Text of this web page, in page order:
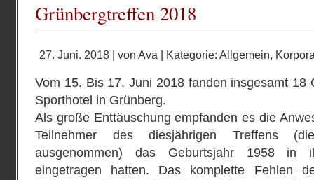
Grünbergtreffen 2018
27. Juni. 2018 | von Ava | Kategorie: Allgemein,
Vom 15. Bis 17. Juni 2018 fanden insgesamt 18
Sporthotel in Grünberg.
Als große Enttäuschung empfanden es die
Teilnehmer des diesjährigen Treffens
ausgenommen) das Geburtsjahr 1958 in
eingetragen hatten. Das komplette Fehlen